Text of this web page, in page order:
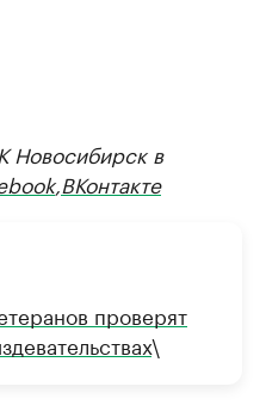
Новосибирск в
,ВКонтакте
проверят
\